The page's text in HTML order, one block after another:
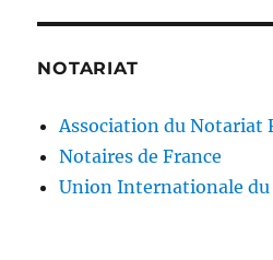
NOTARIAT
Association du Notariat
Notaires de France
Union Internationale